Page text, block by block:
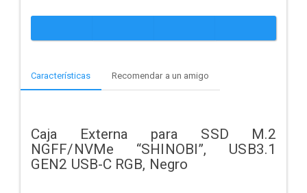
Características Recomendar a un amigo
Caja Externa para SSD M.2
NGFF/NVMe “SHINOBI”, USB3.1
GEN2 USB-C RGB, Negro